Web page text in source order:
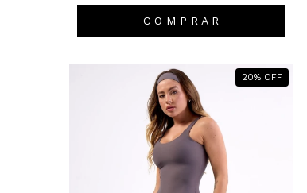
C O M P R A R
20% OFF